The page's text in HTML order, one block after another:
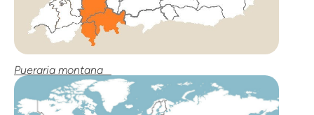
Pueraria montana